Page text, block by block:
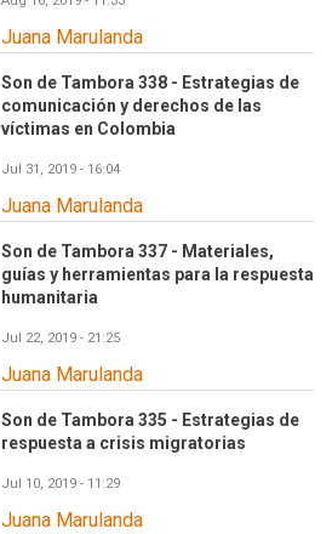
Juana Marulanda
Son de Tambora 338 - Estrategias de
comunicación y derechos de las
víctimas en Colombia
Jul 31, 2019 - 16:04
Juana Marulanda
Son de Tambora 337 - Materiales,
guías y herramientas para la respuesta
humanitaria
Jul 22, 2019 - 21:25
Juana Marulanda
Son de Tambora 335 - Estrategias de
respuesta a crisis migratorias
Jul 10, 2019 - 11:29
Juana Marulanda